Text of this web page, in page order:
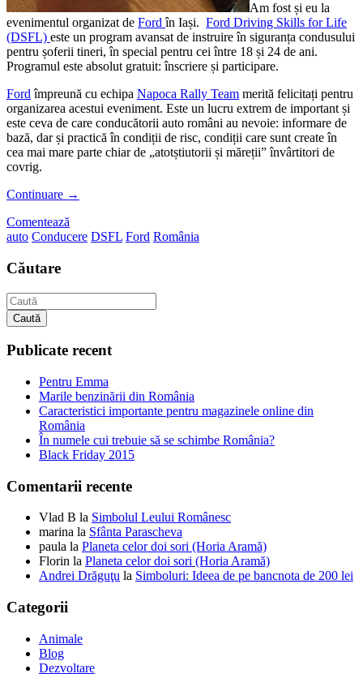
Am fost și eu la
evenimentul organizat de Fordîn Iași. Ford Driving Skills for Life
(DSFL) este un program avansat de instruire în siguranța condusului
pentru șoferii tineri, în special pentru cei între 18 și 24 de ani.
Programul este absolut gratuit: înscriere și participare.
Ford împreună cu echipa Napoca Rally Team merită felicitați pentru
organizarea acestui eveniment. Este un lucru extrem de important și
este ceva de care conducătorii auto români au nevoie: informare de
bază, dar și practică în condiții de risc, condiții care sunt create în
cea mai mare parte chiar de „atotștiutorii și măreții” învârtitori de
covrig.
Continuare →
Comentează
auto Conducere DSFL Ford România
Căutare
Caută
Publicate recent
Pentru Emma
Marile benzinării din România
Caracteristici importante pentru magazinele online din
România
În numele cui trebuie să se schimbe România?
Black Friday 2015
Comentarii recente
Vlad B la Simbolul Leului Românesc
marina la Sfânta Parascheva
paula la Planeta celor doi sori (Horia Aramă)
Florin la Planeta celor doi sori (Horia Aramă)
Andrei Drăguţu la Simboluri: Ideea de pe bancnota de 200 lei
Categorii
Animale
Blog
Dezvoltare